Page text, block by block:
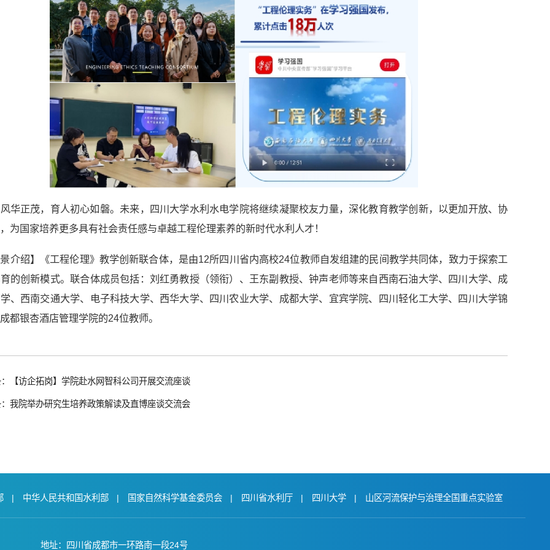
华正茂，育人初心如磐。未来，四川大学水利水电学院将继续凝聚校友力量，深化教育教学创新，以更加开放、协
为国家培养更多具有社会责任感与卓越工程伦理素养的新时代水利人才！
景介绍】《工程伦理》教学创新联合体，是由12所四川省内高校24位教师自发组建的民间教学共同体，致力于探索工
的创新模式。联合体成员包括：刘红勇教授（领衔）、王东副教授、钟声老师等来自西南石油大学、四川大学、成
、西南交通大学、电子科技大学、西华大学、四川农业大学、成都大学、宜宾学院、四川轻化工大学、四川大学锦
都银杏酒店管理学院的24位教师。
：【访企拓岗】学院赴水网智科公司开展交流座谈
我院举办研究生培养政策解读及直博座谈交流会
| 中华人民共和国水利部 | 国家自然科学基金委员会 | 四川省水利厅 | 四川大学 | 山区河流保护与治理全国重点实验室
地址：四川省成都市一环路南一段24号